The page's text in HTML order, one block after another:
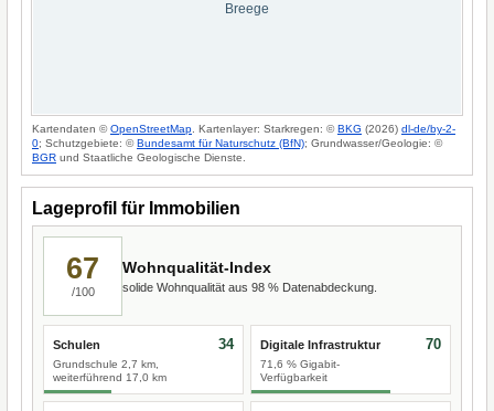
Breege
Kartendaten ©OpenStreetMap . Kartenlayer: Starkregen: ©BKG (2026) dl-de/by-2-
0; Schutzgebiete: ©Bundesamt für Naturschutz (BfN); Grundwasser/Geologie: ©
BGR und Staatliche Geologische Dienste.
Lageprofil für Immobilien
67
/100
Wohnqualität-Index
solide Wohnqualität aus 98 % Datenabdeckung.
Schulen
Grundschule 2,7 km,
weiterführend 17,0 km
34 Digitale Infrastruktur
71,6 % Gigabit-
Verfügbarkeit
70